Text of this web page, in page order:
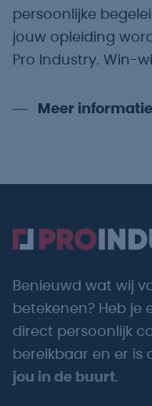
persoonlijke
jouw opleiding
Pro Industry. Win-
Meer informatie
Benieuwd wat wij
betekenen? Heb je
direct persoonlijk
bereikbaar en er is
jou in de buurt.